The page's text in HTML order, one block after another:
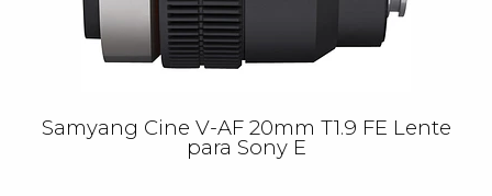
Samyang Cine V-AF 20mm T1.9 FE Lente
para Sony E